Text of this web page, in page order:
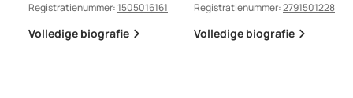
Registratienummer:1505016161
Volledige biografie
Registratienummer:2791501228
Volledige biografie